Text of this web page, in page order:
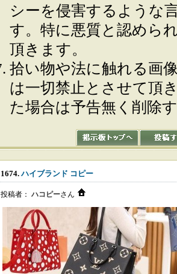
シーを侵害するような
す。特に悪質と認めら
頂きます。
拾い物や法に触れる画
は一切禁止とさせて頂
た場合は予告無く削除
1674. ハイブランド コピー
投稿者： ハコピーさん